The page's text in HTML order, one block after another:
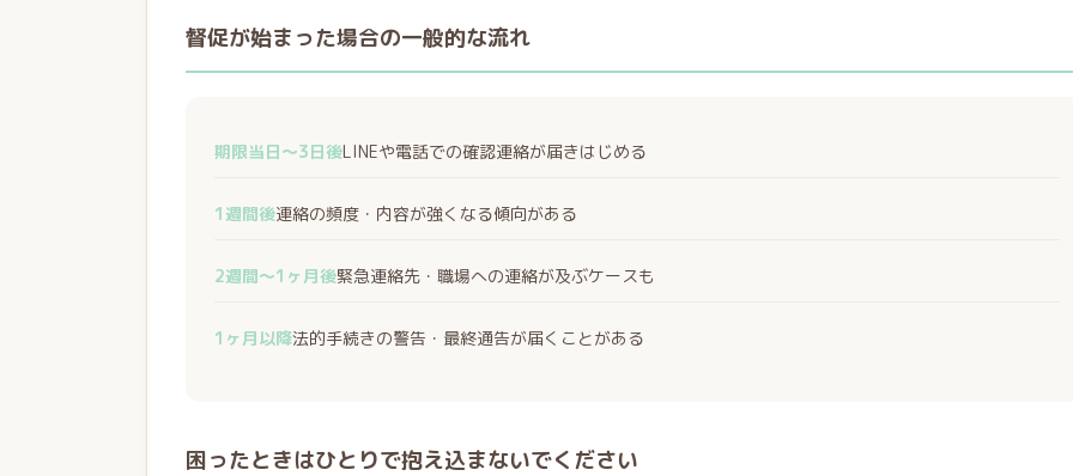
督促が始まった場合の一般的な流れ
期限当日〜3日後LINEや電話での確認連絡が届きはじめる
1週間後連絡の頻度・内容が強くなる傾向がある
2週間〜1ヶ月後緊急連絡先・職場への連絡が及ぶケースも
1ヶ月以降法的手続きの警告・最終通告が届くことがある
困ったときはひとりで抱え込まないでください